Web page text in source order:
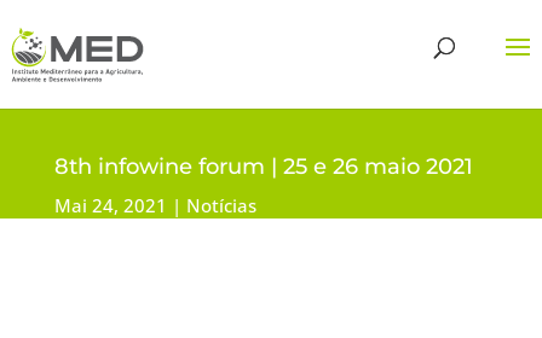
8th infowine forum | 25 e 26 maio 2021
Mai 24, 2021 Notícias